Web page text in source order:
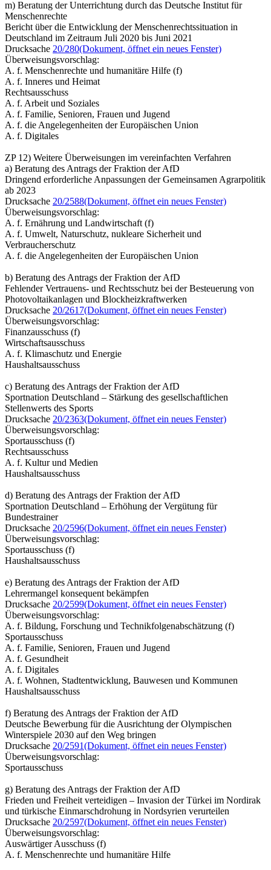
m) Beratung der Unterrichtung durch das Deutsche Institut für
Menschenrechte
Bericht über die Entwicklung der Menschenrechtssituation in
Deutschland im Zeitraum Juli 2020 bis Juni 2021
Drucksache 20/280(Dokument, öffnet ein neues Fenster)
Überweisungsvorschlag:
A. f. Menschenrechte und humanitäre Hilfe (f)
A. f. Inneres und Heimat
Rechtsausschuss
A. f. Arbeit und Soziales
A. f. Familie, Senioren, Frauen und Jugend
A. f. die Angelegenheiten der Europäischen Union
A. f. Digitales
ZP 12) Weitere Überweisungen im vereinfachten Verfahren
a) Beratung des Antrags der Fraktion der AfD
Dringend erforderliche Anpassungen der Gemeinsamen Agrarpolitik
ab 2023
Drucksache 20/2588(Dokument, öffnet ein neues Fenster)
Überweisungsvorschlag:
A. f. Ernährung und Landwirtschaft (f)
A. f. Umwelt, Naturschutz, nukleare Sicherheit und
Verbraucherschutz
A. f. die Angelegenheiten der Europäischen Union
b) Beratung des Antrags der Fraktion der AfD
Fehlender Vertrauens- und Rechtsschutz bei der Besteuerung von
Photovoltaikanlagen und Blockheizkraftwerken
Drucksache 20/2617(Dokument, öffnet ein neues Fenster)
Überweisungsvorschlag:
Finanzausschuss (f)
Wirtschaftsausschuss
A. f. Klimaschutz und Energie
Haushaltsausschuss
c) Beratung des Antrags der Fraktion der AfD
Sportnation Deutschland – Stärkung des gesellschaftlichen
Stellenwerts des Sports
Drucksache 20/2363(Dokument, öffnet ein neues Fenster)
Überweisungsvorschlag:
Sportausschuss (f)
Rechtsausschuss
A. f. Kultur und Medien
Haushaltsausschuss
d) Beratung des Antrags der Fraktion der AfD
Sportnation Deutschland – Erhöhung der Vergütung für
Bundestrainer
Drucksache 20/2596(Dokument, öffnet ein neues Fenster)
Überweisungsvorschlag:
Sportausschuss (f)
Haushaltsausschuss
e) Beratung des Antrags der Fraktion der AfD
Lehrermangel konsequent bekämpfen
Drucksache 20/2599(Dokument, öffnet ein neues Fenster)
Überweisungsvorschlag:
A. f. Bildung, Forschung und Technikfolgenabschätzung (f)
Sportausschuss
A. f. Familie, Senioren, Frauen und Jugend
A. f. Gesundheit
A. f. Digitales
A. f. Wohnen, Stadtentwicklung, Bauwesen und Kommunen
Haushaltsausschuss
f) Beratung des Antrags der Fraktion der AfD
Deutsche Bewerbung für die Ausrichtung der Olympischen
Winterspiele 2030 auf den Weg bringen
Drucksache 20/2591(Dokument, öffnet ein neues Fenster)
Überweisungsvorschlag:
Sportausschuss
g) Beratung des Antrags der Fraktion der AfD
Frieden und Freiheit verteidigen – Invasion der Türkei im Nordirak
und türkische Einmarschdrohung in Nordsyrien verurteilen
Drucksache 20/2597(Dokument, öffnet ein neues Fenster)
Überweisungsvorschlag:
Auswärtiger Ausschuss (f)
A. f. Menschenrechte und humanitäre Hilfe